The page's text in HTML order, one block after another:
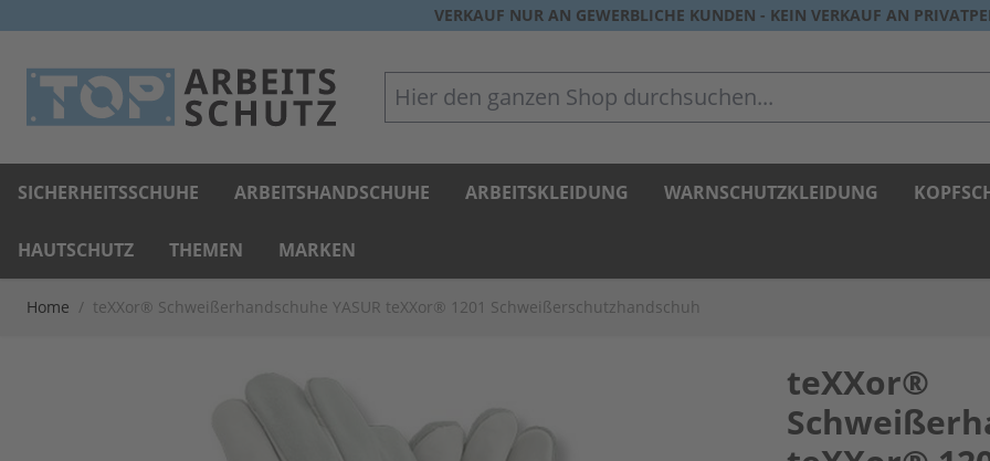
VERKAUF NUR AN GEWERBLICHE KUNDEN - KEIN VERKAUF AN
Hier den ganzen Shop durchsuchen...
SICHERHEITSSCHUHE ARBEITSHANDSCHUHE ARBEITSKLEIDUNG WARNSCHUTZKLEIDUNG
HAUTSCHUTZ THEMEN MARKEN
Home / teXXor® Schweißerhandschuhe YASUR teXXor® 1201 Schweißerschutzhandschuh
teXXor®